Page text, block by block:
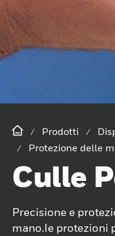
Prodotti
Protezione delle
Culle
Precisione e
mano.Ie protezioni